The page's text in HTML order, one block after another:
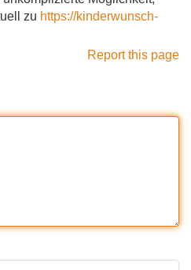
zu https://kinderwunsch-
Report this page